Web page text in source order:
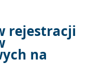
rejestracji
na